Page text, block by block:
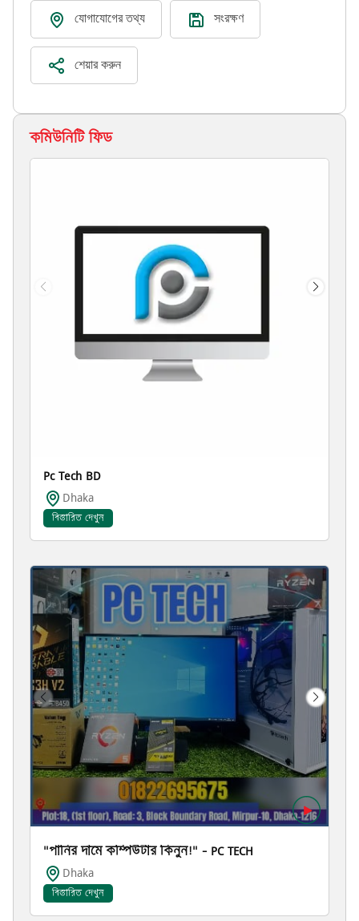
যোগাযোগের তথ্য সংরক্ষণ
শেয়ার করুন
কমিউনিটি ফিড
Pc Tech BD
Dhaka
বিস্তারিত দেখুন
"পানির দামে কম্পিউটার কিনুন!" – PC TECH
Dhaka
বিস্তারিত দেখুন